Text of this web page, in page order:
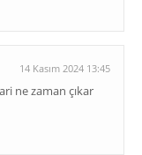
14 Kasım 2024 13:45
ne zaman çıkar